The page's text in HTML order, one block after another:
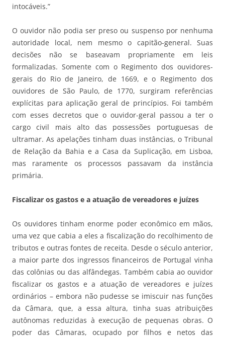
intocáveis.”
O ouvidor não podia ser preso ou suspenso por nenhuma
autoridade local, nem mesmo o capitão-general. Suas
decisões não se baseavam propriamente em leis
formalizadas. Somente com o Regimento dos ouvidores-
gerais do Rio de Janeiro, de 1669, e o Regimento dos
ouvidores de São Paulo, de 1770, surgiram referências
explícitas para aplicação geral de princípios. Foi também
com esses decretos que o ouvidor-geral passou a ter o
cargo civil mais alto das possessões portuguesas de
ultramar. As apelações tinham duas instâncias, o Tribunal
de Relação da Bahia e a Casa da Suplicação, em Lisboa,
mas raramente os processos passavam da instância
primária.
Fiscalizar os gastos e a atuação de vereadores e juízes
Os ouvidores tinham enorme poder econômico em mãos,
uma vez que cabia a eles a fiscalização do recolhimento de
tributos e outras fontes de receita. Desde o século anterior,
a maior parte dos ingressos financeiros de Portugal vinha
das colônias ou das alfândegas. Também cabia ao ouvidor
fiscalizar os gastos e a atuação de vereadores e juízes
ordinários – embora não pudesse se imiscuir nas funções
da Câmara, que, a essa altura, tinha suas atribuições
autônomas reduzidas à execução de pequenas obras. O
poder das Câmaras, ocupado por filhos e netos das